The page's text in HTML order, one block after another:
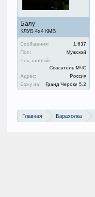
Балу
КЛУБ 4х4 КМВ
Сообщения:
1.637
Пол:
Мужской
Род занятий:
Спасатель МЧС
Адрес:
Россия
Езжу на:
Гранд Чероки 5.2
Главная Барахолка